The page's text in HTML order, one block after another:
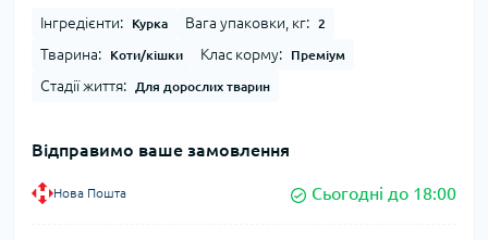
Інгредієнти: Курка Вага упаковки, кг: 2
Тварина: Коти/кішки Клас корму: Преміум
Стадії життя: Для дорослих тварин
Відправимо ваше замовлення
Нова Пошта Сьогодні до 18:00